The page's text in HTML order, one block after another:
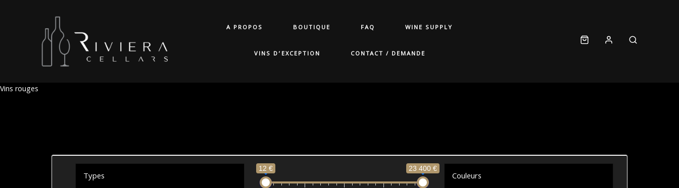
A PROPOS BOUTIQUE FAQ WINE SUPPLY
VINS D’EXCEPTION CONTACT / DEMANDE
Vins rouges
Types
12 € 23 400 €
Couleurs